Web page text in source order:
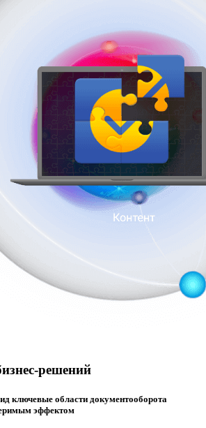
решений
ключевые области документооборота
эффектом